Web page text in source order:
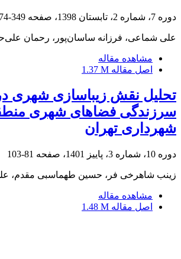
دوره 7، شماره 2، تابستان 1398، صفحه 349-374
علی شماعی، فرزانه ساسان‌پور، رحمان
مشاهده مقاله
اصل مقاله 1.37 M
تحلیل نقش زیباسازی شهری در
شهرداری تهران
دوره 10، شماره 3، پاییز 1401، صفحه 81-103
زینب شاهرخی فر، حسین طهماسبی مقدم،
مشاهده مقاله
اصل مقاله 1.48 M